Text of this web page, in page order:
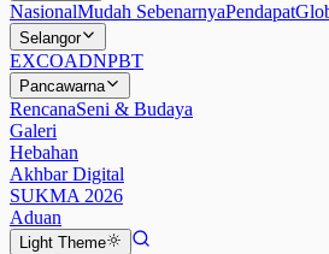
NasionalMudah SebenarnyaPendapat
Selangor
EXCOADNPBT
Pancawarna
RencanaSeni & Budaya
Galeri
Hebahan
Akhbar Digital
SUKMA 2026
Aduan
Light Theme